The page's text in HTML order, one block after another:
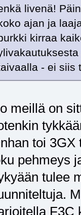
livenä!
ajan ja
kirraa
- ei
meillä on
toi 3GX
pehmeys
tulee
F3C